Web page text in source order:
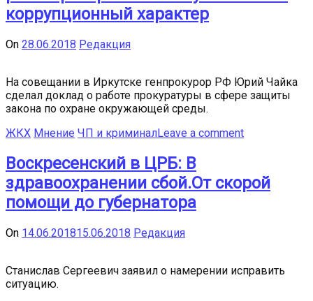
коррупционный характер
On 28.06.2018 Редакция
На совещании в Иркутске генпрокурор РФ Юрий Чайка
сделал доклад о работе прокуратуры в сфере защиты
закона по охране окружающей среды.
ЖКХ Мнение ЧП и криминалLeave a comment
Воскресенский в ЦРБ: В
здравоохранении сбой.От скорой
помощи до губернатора
On 14.06.201815.06.2018 Редакция
Станислав Сергеевич заявил о намерении исправить
ситуацию.